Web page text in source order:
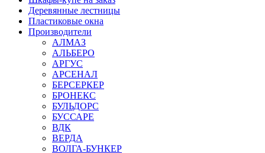
Деревянные лестницы
Пластиковые окна
Производители
АЛМАЗ
АЛЬБЕРО
АРГУС
АРСЕНАЛ
БЕРСЕРКЕР
БРОНЕКС
БУЛЬДОРС
БУССАРЕ
ВДК
ВЕРДА
ВОЛГА-БУНКЕР